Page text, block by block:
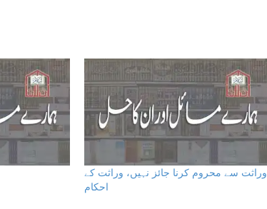
وراثت سے محروم کرنا جائز نہیں، وراثت کے
احکام